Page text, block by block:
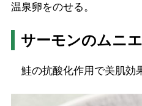
温泉卵をのせる。
サーモンのムニ
鮭の抗酸化作用で美肌効